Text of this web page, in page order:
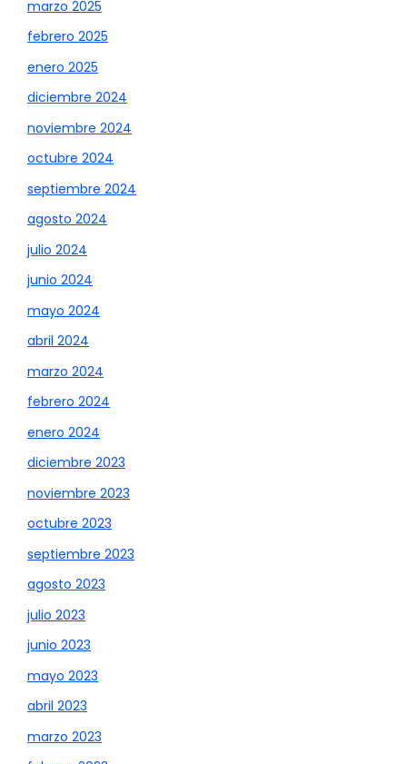
marzo 2025
febrero 2025
enero 2025
diciembre 2024
noviembre 2024
octubre 2024
septiembre 2024
agosto 2024
julio 2024
junio 2024
mayo 2024
abril 2024
marzo 2024
febrero 2024
enero 2024
diciembre 2023
noviembre 2023
octubre 2023
septiembre 2023
agosto 2023
julio 2023
junio 2023
mayo 2023
abril 2023
marzo 2023